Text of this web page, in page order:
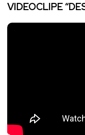
VIDEOCLIPE